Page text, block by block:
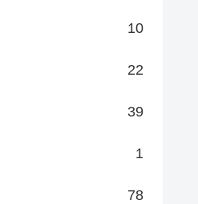
10
22
39
1
78